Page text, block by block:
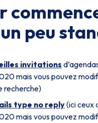
peu
invitations
mais vous pouvez
recherche)
type no reply(ici ceux
mais vous pouvez